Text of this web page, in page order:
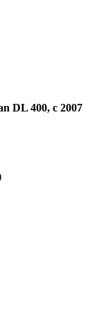
DL 400, с 2007